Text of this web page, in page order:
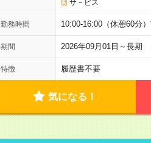
サ－ビス
勤務時間 10:00-16:00（休憩60分
期間 2026年09月01日～長
特徴 履歴書不要
気になる！